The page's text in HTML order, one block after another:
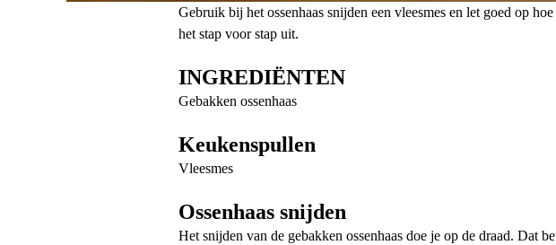
Gebruik bij het ossenhaas snijden een vleesmes en let goed op
het stap voor stap uit.
INGREDIËNTEN
Gebakken ossenhaas
Keukenspullen
Vleesmes
Ossenhaas snijden
Het snijden van de gebakken ossenhaas doe je op de draad. Dat